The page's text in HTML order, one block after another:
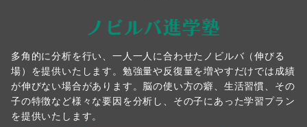
多角的に分析を行い、一人一人に合わせたノビルバ（伸びる
場）を提供いたします。勉強量や反復量を増やすだけでは成績
が伸びない場合があります。脳の使い方の癖、生活習慣、その
子の特徴など様々な要因を分析し、その子にあった学習プラン
を提供いたします。